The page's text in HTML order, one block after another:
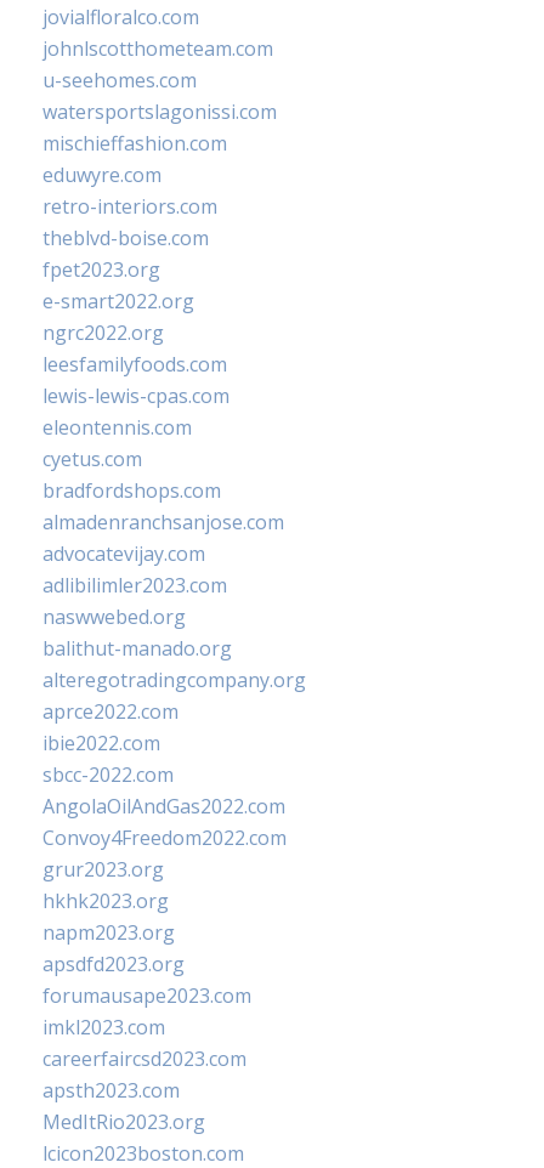
jovialfloralco.com
johnlscotthometeam.com
u-seehomes.com
watersportslagonissi.com
mischieffashion.com
eduwyre.com
retro-interiors.com
theblvd-boise.com
fpet2023.org
e-smart2022.org
ngrc2022.org
leesfamilyfoods.com
lewis-lewis-cpas.com
eleontennis.com
cyetus.com
bradfordshops.com
almadenranchsanjose.com
advocatevijay.com
adlibilimler2023.com
naswwebed.org
balithut-manado.org
alteregotradingcompany.org
aprce2022.com
ibie2022.com
sbcc-2022.com
AngolaOilAndGas2022.com
Convoy4Freedom2022.com
grur2023.org
hkhk2023.org
napm2023.org
apsdfd2023.org
forumausape2023.com
imkl2023.com
careerfaircsd2023.com
apsth2023.com
MedItRio2023.org
lcicon2023boston.com